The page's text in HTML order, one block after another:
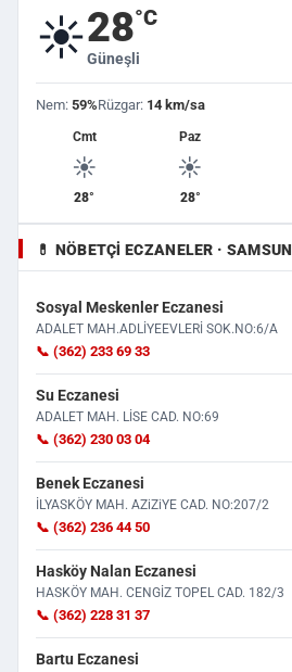
☀️28°C
Güneşli
Nem: 59%Rüzgar: 14 km/sa
Cmt
☀️
28°
Paz
☀️
28°
💊 NÖBETÇI ECZANELER · SAMSUN
Sosyal Meskenler Eczanesi
ADALET MAH.ADLİYEEVLERİ SOK.NO:6/A
📞 (362) 233 69 33
Su Eczanesi
ADALET MAH. LİSE CAD. NO:69
📞 (362) 230 03 04
Benek Eczanesi
İLYASKÖY MAH. AZiZiYE CAD. NO:207/2
📞 (362) 236 44 50
Hasköy Nalan Eczanesi
HASKÖY MAH. CENGİZ TOPEL CAD. 182/3
📞 (362) 228 31 37
Bartu Eczanesi